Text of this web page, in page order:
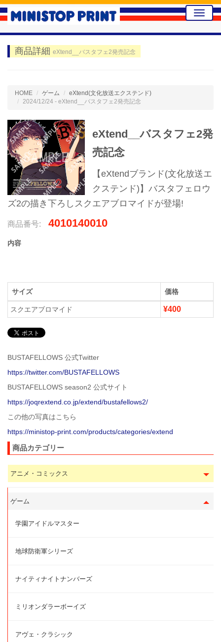
Toggle
商品詳細 eXtend__バスタフェ2発売記念
HOME ゲーム
eXtend(文化放送エクステンド)
2024/12/24 - eXtend__バスタフェ2発売記念
eXtend__バスタフェ2発
売記念
【eXtendブランド(文化放送エ
クステンド)】バスタフェロウ
ズ2の描き下ろしスクエアブロマイドが登場!
商品番号: 4010140010
内容
サイズ 価格
スクエアブロマイド ¥400
BUSTAFELLOWS 公式Twitter
https://twitter.com/BUSTAFELLOWS
BUSTAFELLOWS season2 公式サイト
https://joqrextend.co.jp/extend/bustafellows2/
この他の写真はこちら
https://ministop-print.com/products/categories/extend
商品カテゴリー
アニメ・コミックス
ゲーム
学園アイドルマスター
地球防衛軍シリーズ
ナイティナイトナンバーズ
ミリオンダラーボーイズ
アヴェ・クラシック